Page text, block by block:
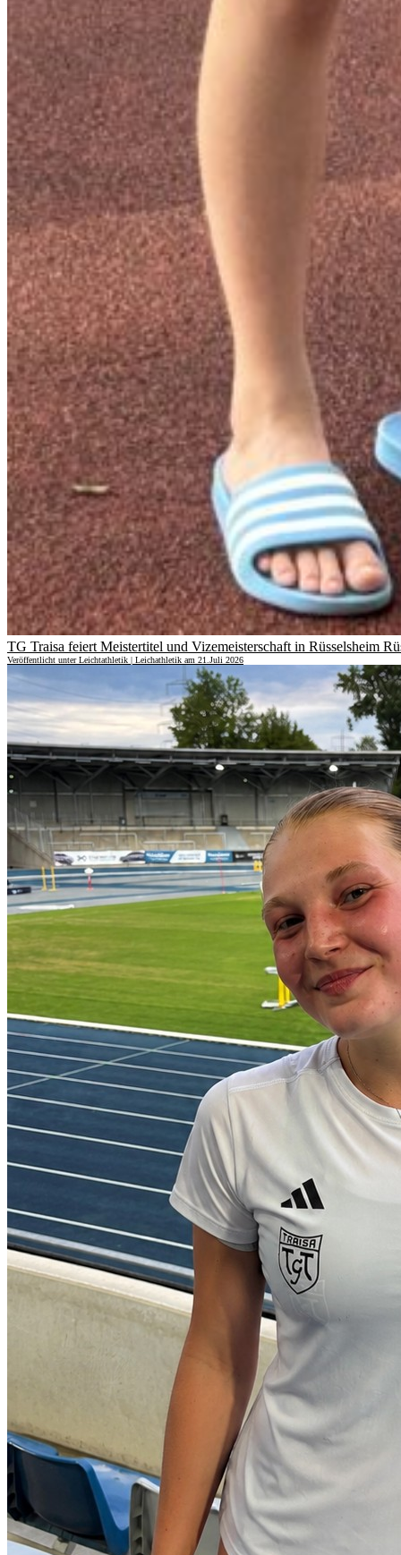
TG Traisa feiert Meistertitel und Vizemeisterschaft in Rüsselsheim
Veröffentlicht unter Leichtathletik | Leichathletik am 21.Juli 2026